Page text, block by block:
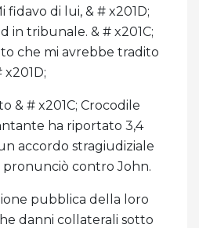
fidavo di lui, & # x201D;
in tribunale. & # x201C;
che mi avrebbe tradito
& # x201C; Crocodile
ha riportato 3,4
accordo stragiudiziale
pronunciò contro John.
pubblica della loro
danni collaterali sotto